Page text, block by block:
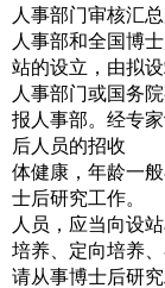
人事部门审核汇
人事部和全国博
站的设立，由拟
人事部门或国务
报人事部。经专
后人员的招收
体健康，年龄一
士后研究工作
人员，应当向设
培养、定向培养
请从事博士后研